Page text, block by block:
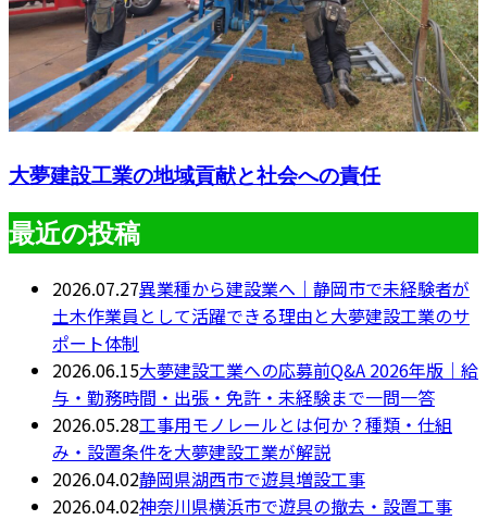
大夢建設工業の地域貢献と社会への責任
最近の投稿
2026.07.27異業種から建設業へ｜静岡市で未経験者が
土木作業員として活躍できる理由と大夢建設工業のサ
ポート体制
2026.06.15大夢建設工業への応募前Q&A 2026年版｜給
与・勤務時間・出張・免許・未経験まで一問一答
2026.05.28工事用モノレールとは何か？種類・仕組
み・設置条件を大夢建設工業が解説
2026.04.02静岡県湖西市で遊具増設工事
2026.04.02神奈川県横浜市で遊具の撤去・設置工事